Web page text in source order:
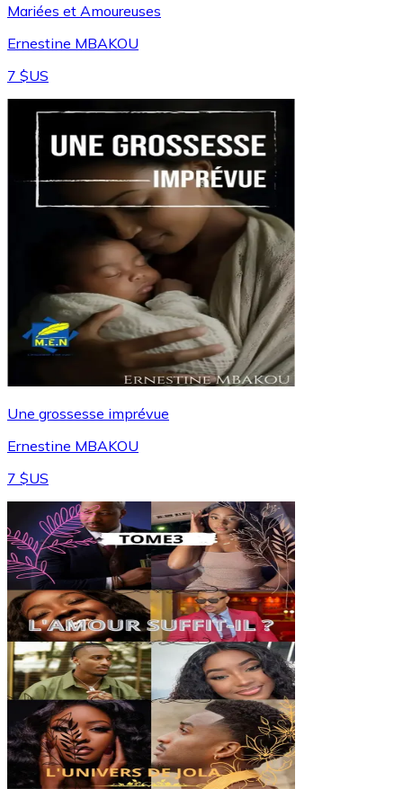
Mariées et Amoureuses
Ernestine MBAKOU
7 $US
Une grossesse imprévue
Ernestine MBAKOU
7 $US